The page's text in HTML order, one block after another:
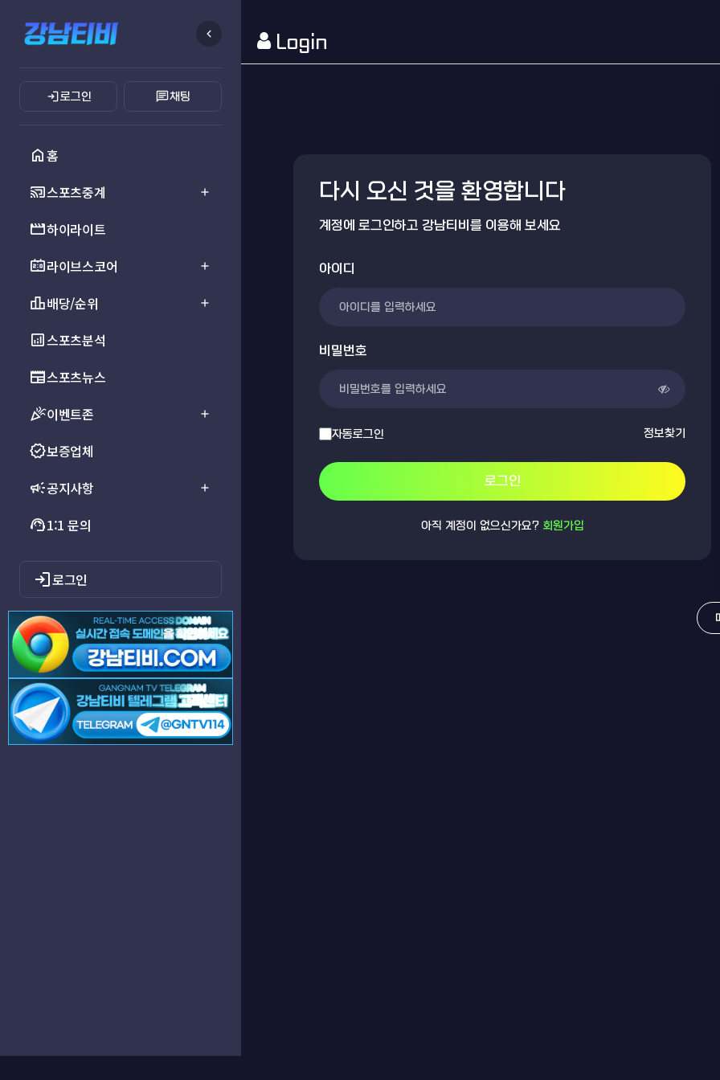
Login
chevron_left
login로그인 chat채팅
home홈
cast_connected스포츠중계 add
movie하이라이트
scoreboard라이브스코어 add
leaderboard배당/순위 add
analytics스포츠분석
newspaper스포츠뉴스
celebration이벤트존 add
verified보증업체
campaign공지사항 add
support_agent1:1 문의
login로그인
다시 오신 것을 환영합니다
계정에 로그인하고 강남티비를 이용해 보세요
아이디
비밀번호
자동로그인 정보찾기
로그인
아직 계정이 없으신가요? 회원가입